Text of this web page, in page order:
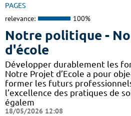
PAGES
relevance: 100%
Notre politique -
d'école
Développer durablement les
Notre Projet d’Ecole a pour
former les futurs
l’excellence des pratiques de
égalem
18/05/2026 12:08